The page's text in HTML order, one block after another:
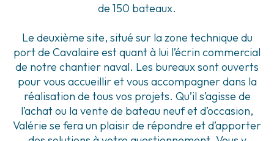
de 150 bateaux.
Le deuxième site, situé sur la zone technique du
port de Cavalaire est quant à lui l’écrin commercial
de notre chantier naval. Les bureaux sont ouverts
pour vous accueillir et vous accompagner dans la
réalisation de tous vos projets. Qu’il s’agisse de
l’achat ou la vente de bateau neuf et d’occasion,
Valérie se fera un plaisir de répondre et d’apporter